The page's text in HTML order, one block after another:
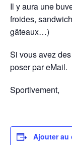
Il y aura une
froides,
gâteaux…)
Si vous avez
poser par eMail.
Sportivement,
Ajouter au